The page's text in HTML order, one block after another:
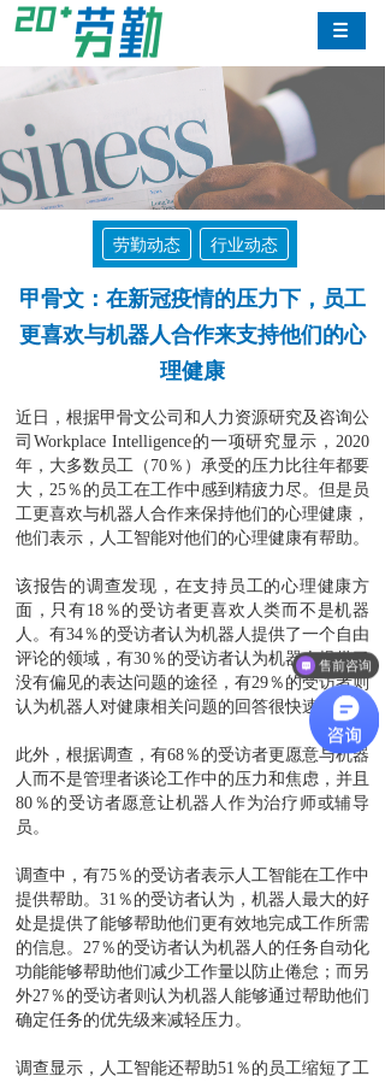
劳勤动态 行业动态
甲骨文：在新冠疫情的压力下，员工
更喜欢与机器人合作来支持他们的心
理健康
近日，根据甲骨文公司和人力资源研究及咨询公
司 Workplace Intelligence的一项研究显示，2020
年，大多数员工（ 70％）承受的压力比往年都要
大， 25％的员工在工作中感到精疲力尽。但是员
工更喜欢与机器人合作来保持他们的心理健康，
他们表示，人工智能对他们的心理健康有帮助。
该报告的调查发现，在支持员工的心理健康方
面，只有18％的受访者更喜欢人类而不是机器
人。有34％的受访者认为机器人提供了一个 自由
评论的领域，有30％的受访者认为机器人提供了
没有偏见的表达问题的途径 ，有29％的受访者则
认为机器人对健康相关问题的回答很快速。
此外，根据调查，有68％的受访者更愿意与机器
人而不是管理者谈论工作中的压力和焦虑，并且
80 ％的受访者愿意让机器人作为治疗师或辅导
员。
调查中，有75％的受访者表示人工智能在工作中
提供帮助。 31 ％的受访者认为，机器人最大的好
处是提供了能够帮助他们更有效地完成工作所需
的信息。 27％的受访者认为机器人的任务自动化
功能能够帮助他们减少工作量以防止倦怠；而另
外27％的受访者则认为机器人能够通过帮助他们
确定任务的优先级来减轻压力。
调查显示，人工智能还帮助51 ％的员工缩短了工
售前咨询